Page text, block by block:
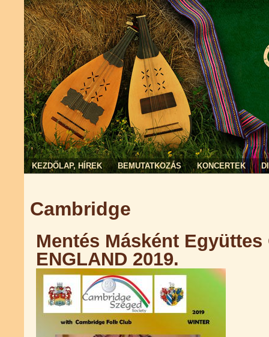
KEZDŐLAP, HÍREK BEMUTATKOZÁS KONCERTEK
Cambridge
Mentés Másként Együttes
ENGLAND 2019.